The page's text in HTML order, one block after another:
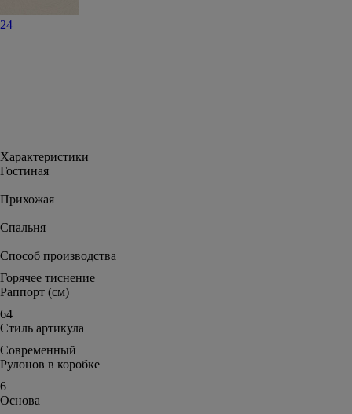
24
Характеристики
Гостиная
Прихожая
Спальня
Способ производства
Горячее тиснение
Раппорт (см)
64
Стиль артикула
Современный
Рулонов в коробке
6
Основа